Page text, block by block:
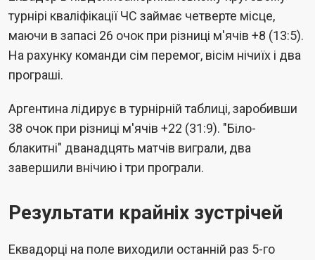
турнірі кваліфікації ЧС займає четверте місце,
маючи в запасі 26 очок при різниці м'ячів +8 (13:5).
На рахунку команди сім перемог, вісім нічиїх і два
програші.
Аргентина лідирує в турнірній таблиці, заробивши
38 очок при різниці м'ячів +22 (31:9). "Біло-
блакитні" дванадцять матчів виграли, два
завершили внічию і три програли.
Результати крайніх зустрічей
Еквадорці на поле виходили останній раз 5-го